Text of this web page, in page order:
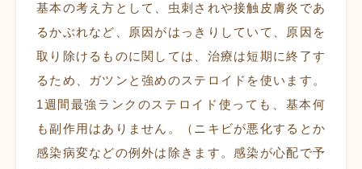
基本の考え方として、虫刺されや接触皮膚炎であ
るかぶれなど、原因がはっきりしていて、原因を
取り除けるものに関しては、治療は短期に終了す
るため、ガツンと強めのステロイドを使います。
1週間最強ランクのステロイド使っても、基本何
も副作用はありません。（ニキビが悪化するとか
感染病変などの例外は除きます。感染が心配で予